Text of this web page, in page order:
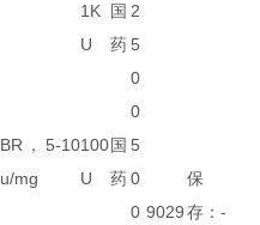
1K
U
国
药
2
5
0
0
BR，5-10
u/mg
100
U
国
药
5
0
0 9029
保
存：-